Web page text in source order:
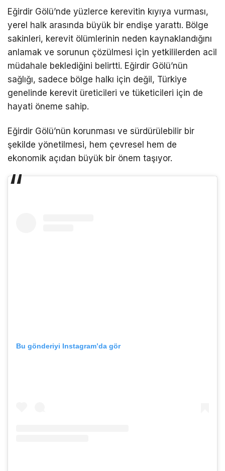
Eğirdir Gölü’nde yüzlerce kerevitin kıyıya vurması,
yerel halk arasında büyük bir endişe yarattı. Bölge
sakinleri, kerevit ölümlerinin neden kaynaklandığını
anlamak ve sorunun çözülmesi için yetkililerden acil
müdahale beklediğini belirtti. Eğirdir Gölü’nün
sağlığı, sadece bölge halkı için değil, Türkiye
genelinde kerevit üreticileri ve tüketicileri için de
hayati öneme sahip.
Eğirdir Gölü’nün korunması ve sürdürülebilir bir
şekilde yönetilmesi, hem çevresel hem de
ekonomik açıdan büyük bir önem taşıyor.
Bu gönderiyi Instagram’da gör